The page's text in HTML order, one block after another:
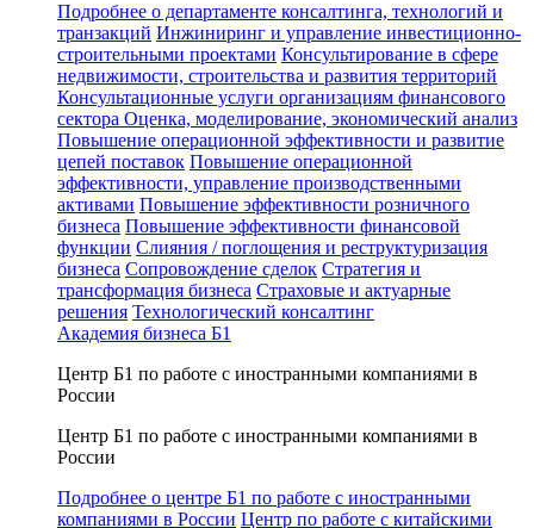
Подробнее о департаменте консалтинга, технологий и
транзакций Инжиниринг и управление инвестиционно-
строительными проектами Консультирование в сфере
недвижимости, строительства и развития территорий
Консультационные услуги организациям финансового
сектора Оценка, моделирование, экономический анализ
Повышение операционной эффективности и развитие
цепей поставок Повышение операционной
эффективности, управление производственными
активами Повышение эффективности розничного
бизнеса Повышение эффективности финансовой
функции Слияния / поглощения и реструктуризация
бизнеса Сопровождение сделок Стратегия и
трансформация бизнеса Страховые и актуарные
решения Технологический консалтинг
Академия бизнеса Б1
Центр Б1 по работе с иностранными компаниями в
России
Центр Б1 по работе с иностранными компаниями в
России
Подробнее о центре Б1 по работе с иностранными
компаниями в России Центр по работе с китайскими